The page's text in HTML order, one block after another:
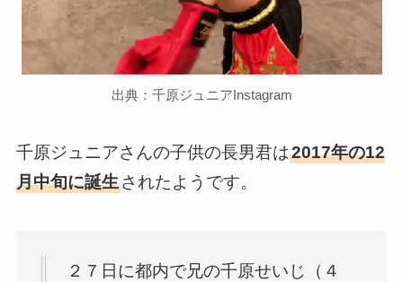
出典：千原ジュニアInstagram
千原ジュニアさんの子供の長男君は2017年の12
月中旬に誕生されたようです。
２７日に都内で兄の千原せいじ（４